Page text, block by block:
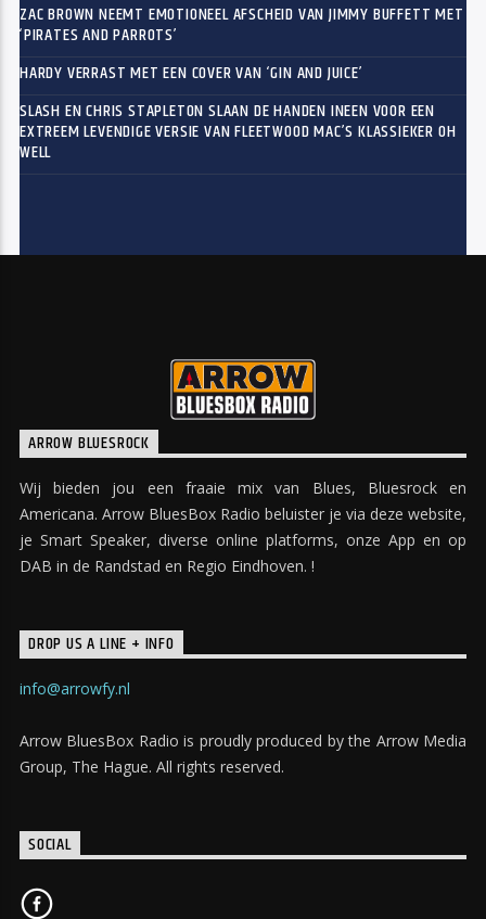
ZAC BROWN NEEMT EMOTIONEEL AFSCHEID VAN JIMMY BUFFETT MET
‘PIRATES AND PARROTS’
HARDY VERRAST MET EEN COVER VAN ‘GIN AND JUICE’
SLASH EN CHRIS STAPLETON SLAAN DE HANDEN INEEN VOOR EEN
EXTREEM LEVENDIGE VERSIE VAN FLEETWOOD MAC’S KLASSIEKER OH
WELL
ARROW BLUESROCK
Wij bieden jou een fraaie mix van Blues, Bluesrock en
Americana. Arrow BluesBox Radio beluister je via deze website,
je Smart Speaker, diverse online platforms, onze App en op
DAB in de Randstad en Regio Eindhoven. !
DROP US A LINE + INFO
info@arrowfy.nl
Arrow BluesBox Radio is proudly produced by the Arrow Media
Group, The Hague. All rights reserved.
SOCIAL